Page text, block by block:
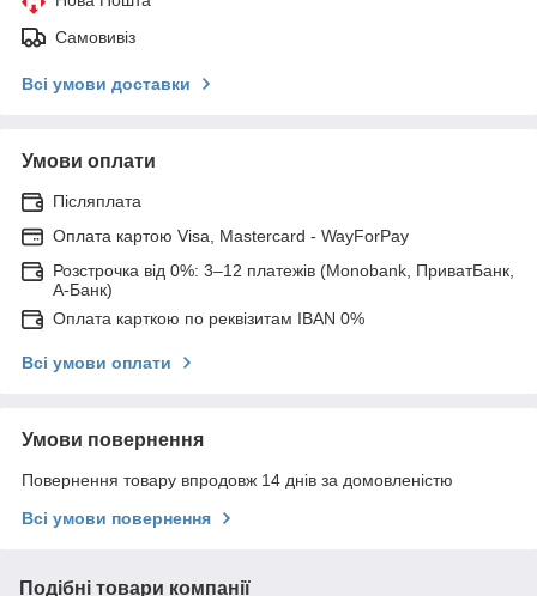
Самовивіз
Всі умови доставки
Умови оплати
Післяплата
Оплата картою Visa, Mastercard - WayForPay
Розстрочка від 0%: 3–12 платежів (Monobank, ПриватБанк,
А-Банк)
Оплата карткою по реквізитам IBAN 0%
Всі умови оплати
Умови повернення
Повернення товару впродовж 14 днів за домовленістю
Всі умови повернення
Подібні товари компанії